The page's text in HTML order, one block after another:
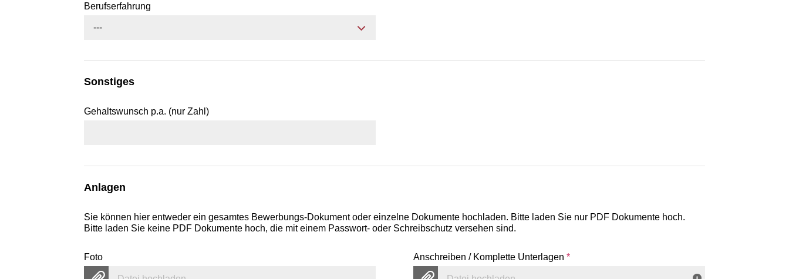
Berufserfahrung
---
Sonstiges
Gehaltswunsch p.a. (nur Zahl)
Anlagen
Sie können hier entweder ein gesamtes Bewerbungs-Dokument oder einzelne Dokumente hochladen. Bitte laden Sie nur PDF Dokumente hoch.
Bitte laden Sie keine PDF Dokumente hoch, die mit einem Passwort- oder Schreibschutz versehen sind.
Foto Anschreiben / Komplette Unterlagen *